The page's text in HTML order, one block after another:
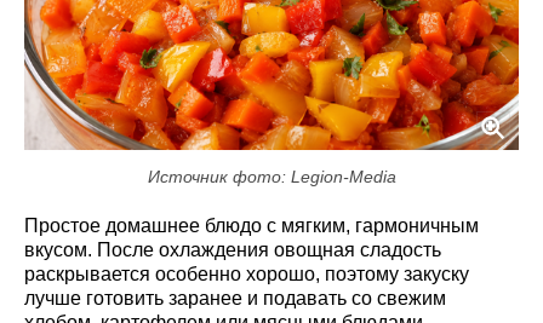
Источник фото: Legion-Media
Простое домашнее блюдо с мягким, гармоничным
вкусом. После охлаждения овощная сладость
раскрывается особенно хорошо, поэтому закуску
лучше готовить заранее и подавать со свежим